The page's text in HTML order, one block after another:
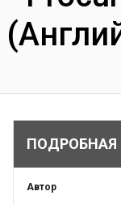
Автор